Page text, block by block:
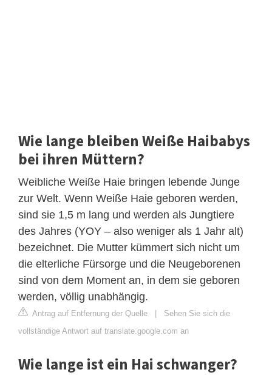
Wie lange bleiben Weiße Haibabys
bei ihren Müttern?
Weibliche Weiße Haie bringen lebende Junge
zur Welt. Wenn Weiße Haie geboren werden,
sind sie 1,5 m lang und werden als Jungtiere
des Jahres (YOY – also weniger als 1 Jahr alt)
bezeichnet. Die Mutter kümmert sich nicht um
die elterliche Fürsorge und die Neugeborenen
sind von dem Moment an, in dem sie geboren
werden, völlig unabhängig.
Antrag auf Entfernung der Quelle | Sehen Sie sich die
vollständige Antwort auf translate.google.com an
Wie lange ist ein Hai schwanger?